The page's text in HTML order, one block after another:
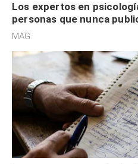
Los expertos en
personas que nunca
redes sociales no
MAG.